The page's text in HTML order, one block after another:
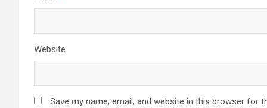
Website
Save my name, email, and website in this browser for